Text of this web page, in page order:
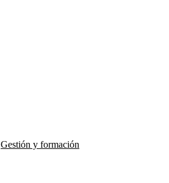
Gestión y formación